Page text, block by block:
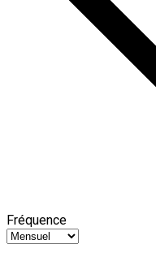
Fréquence